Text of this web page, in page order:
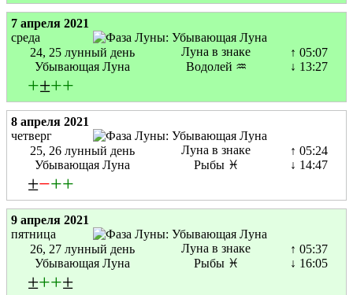
7 апреля 2021
среда
24, 25 лунный день
Убывающая Луна
Луна в знаке
Водолей ♒
↑ 05:07
↓ 13:27
+±++
8 апреля 2021
четверг
25, 26 лунный день
Убывающая Луна
Луна в знаке
Рыбы ♓
↑ 05:24
↓ 14:47
±−++
9 апреля 2021
пятница
26, 27 лунный день
Убывающая Луна
Луна в знаке
Рыбы ♓
↑ 05:37
↓ 16:05
±++±